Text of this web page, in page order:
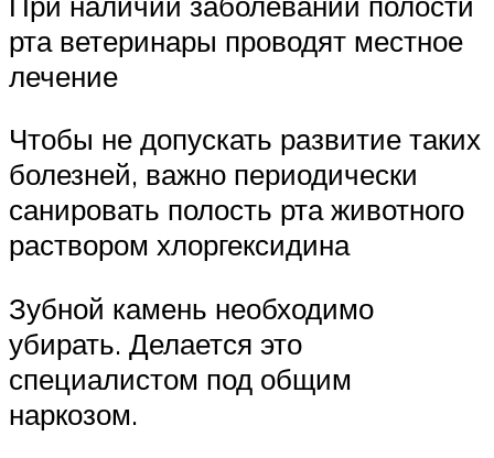
рта ветеринары проводят местное
лечение
Чтобы не допускать развитие таких
болезней, важно периодически
санировать полость рта животного
раствором хлоргексидина
Зубной камень необходимо
убирать. Делается это
специалистом под общим
наркозом.